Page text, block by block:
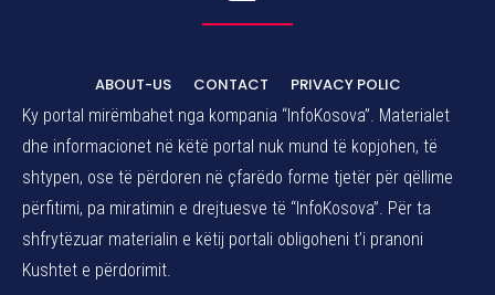
ABOUT-US CONTACT
PRIVACY POLIC
Ky portal mirëmbahet nga kompania “InfoKosova”. Materialet
dhe informacionet në këtë portal nuk mund të kopjohen, të
shtypen, ose të përdoren në çfarëdo forme tjetër për qëllime
përfitimi, pa miratimin e drejtuesve të “InfoKosova”. Për ta
shfrytëzuar materialin e këtij portali obligoheni t’i pranoni
Kushtet e përdorimit.